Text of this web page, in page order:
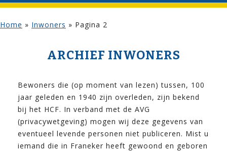
Home » Inwoners » Pagina 2
ARCHIEF INWONERS
Bewoners die (op moment van lezen) tussen, 100
jaar geleden en 1940 zijn overleden, zijn bekend
bij het HCF. In verband met de AVG
(privacywetgeving) mogen wij deze gegevens van
eventueel levende personen niet publiceren. Mist u
iemand die in Franeker heeft gewoond en geboren